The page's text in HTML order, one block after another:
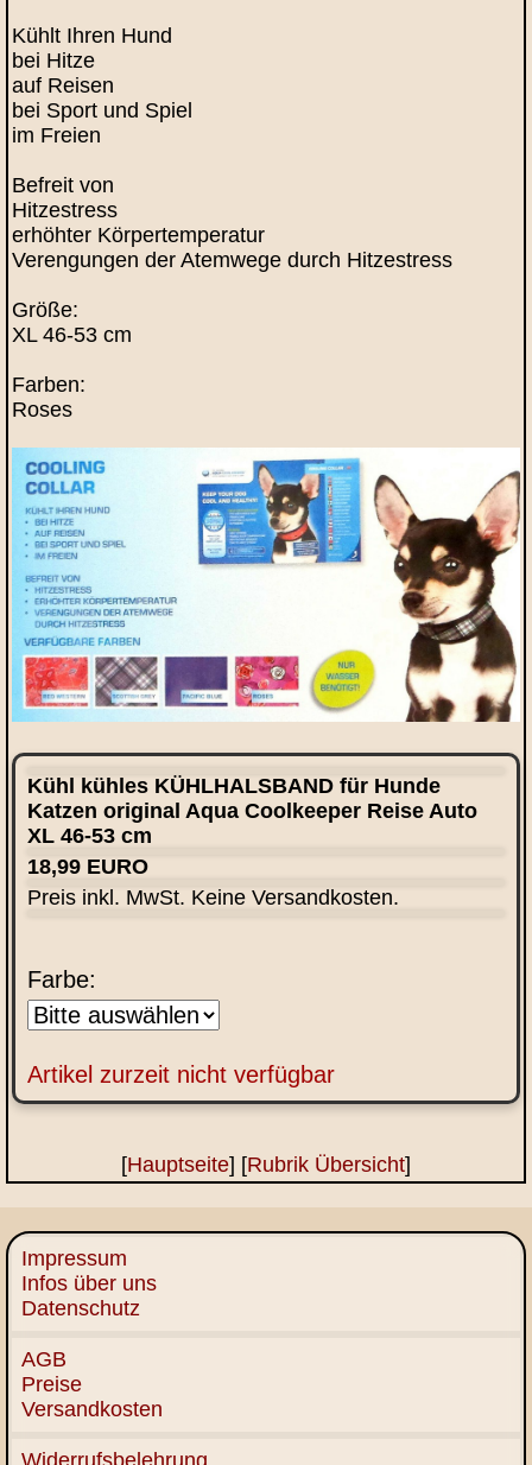
Kühlt Ihren Hund
bei Hitze
auf Reisen
bei Sport und Spiel
im Freien
Befreit von
Hitzestress
erhöhter Körpertemperatur
Verengungen der Atemwege durch Hitzestress
Größe:
XL 46-53 cm
Farben:
Roses
Kühl kühles KÜHLHALSBAND für Hunde
Katzen original Aqua Coolkeeper Reise Auto
XL 46-53 cm
18,99 EURO
Preis inkl. MwSt. Keine Versandkosten.
Farbe:
Artikel zurzeit nicht verfügbar
[Hauptseite] [Rubrik Übersicht]
Impressum
Infos über uns
Datenschutz
AGB
Preise
Versandkosten
Widerrufsbelehrung